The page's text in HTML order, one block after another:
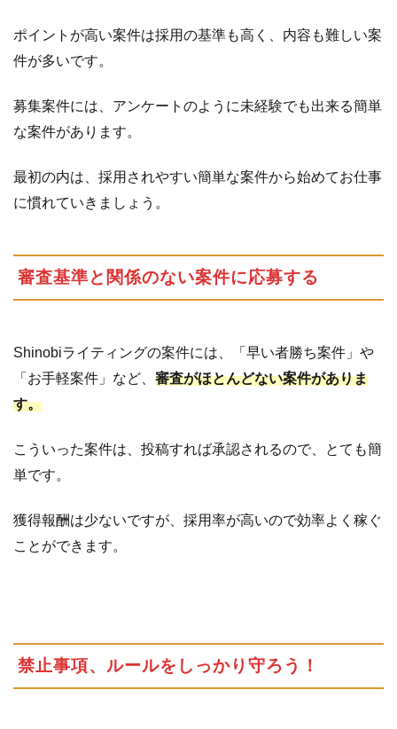
ポイントが高い案件は採用の基準も高く、内容も難しい案
件が多いです。
募集案件には、アンケートのように未経験でも出来る簡単
な案件があります。
最初の内は、採用されやすい簡単な案件から始めてお仕事
に慣れていきましょう。
審査基準と関係のない案件に応募する
Shinobiライティングの案件には、「早い者勝ち案件」や
「お手軽案件」など、 審査がほとんどない案件がありま
す。
こういった案件は、投稿すれば承認されるので、とても簡
単です。
獲得報酬は少ないですが、採用率が高いので効率よく稼ぐ
ことができます。
禁止事項、ルールをしっかり守ろう！